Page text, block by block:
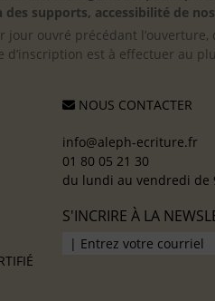
supports, accessibilité de
jour ouvré précédant
est à effectuer au
NOUS CONTACTER
info@aleph-ecriture.fr
01 80 05 21 30
du lundi au vendredi de
S'INCRIRE À LA